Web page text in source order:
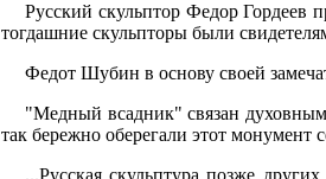
Русский скульптор Федор Гордеев
тогдашние скульпторы были
Федот Шубин в основу своей
"Медный всадник" связан
так бережно оберегали этот монумент